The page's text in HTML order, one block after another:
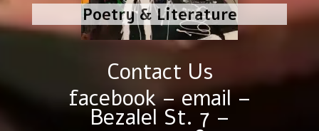
Poetry & Literature
Contact Us
facebook–email –
Bezalel St. 7 –